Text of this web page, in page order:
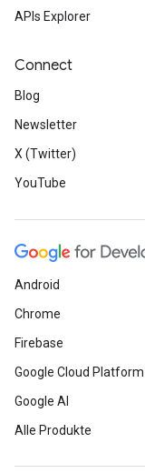
APIs Explorer
Connect
Blog
Newsletter
X (Twitter)
YouTube
Android
Chrome
Firebase
Google Cloud Platform
Google AI
Alle Produkte